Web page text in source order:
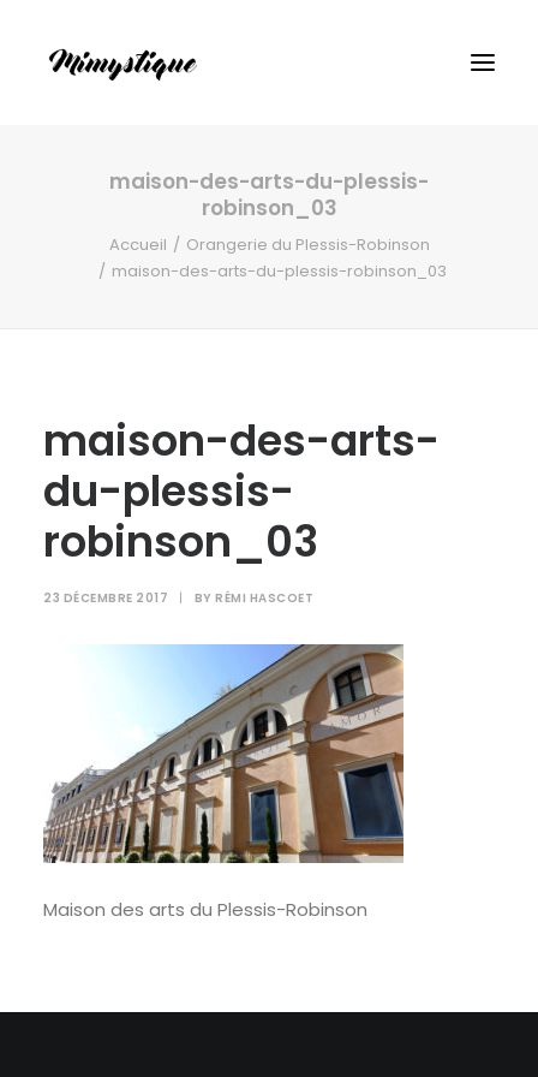
RECHERCHE
maison-des-arts-du-plessis-
robinson_03
Accueil
Orangerie du Plessis-Robinson
maison-des-arts-du-plessis-robinson_03
maison-des-arts-
du-plessis-
robinson_03
23 DÉCEMBRE 2017 | BY RÉMI HASCOET
Maison des arts du Plessis-Robinson